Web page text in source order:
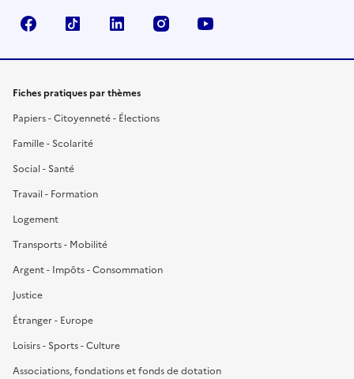
FacebookTikTok LinkedIn Instagram
Fiches pratiques par thèmes
Papiers - Citoyenneté - Élections
Famille - Scolarité
Social - Santé
Travail - Formation
Logement
Transports - Mobilité
Argent - Impôts - Consommation
Justice
Étranger - Europe
Loisirs - Sports - Culture
Associations, fondations et fonds de dotation